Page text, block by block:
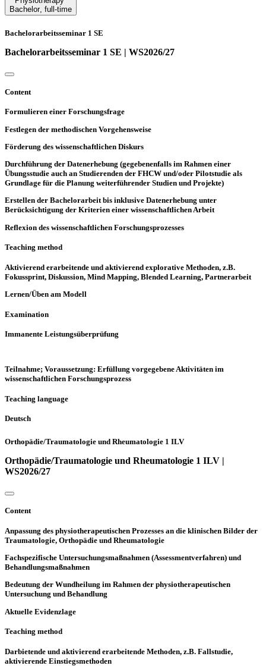
Bachelor, full-time
Bachelorarbeitsseminar 1 SE
Bachelorarbeitsseminar 1 SE | WS2026/27
Content
Formulieren einer Forschungsfrage
Festlegen der methodischen Vorgehensweise
Förderung des wissenschaftlichen Diskurs
Durchführung der Datenerhebung (gegebenenfalls im Rahmen einer
Übungsstudie auch an Studierenden der FHCW und/oder Pilotstudie als
Grundlage für die Planung weiterführender Studien und Projekte)
Erstellen der Bachelorarbeit bis inklusive Datenerhebung unter
Berücksichtigung der Kriterien einer wissenschaftlichen Arbeit
Reflexion des wissenschaftlichen Forschungsprozesses
Teaching method
Aktivierend erarbeitende und aktivierend explorative Methoden, z.B.
Fokussprint, Diskussion, Mind Mapping, Blended Learning, Partnerarbeit
Lernen/Üben am Modell
Examination
Immanente Leistungsüberprüfung
Teilnahme; Voraussetzung: Erfüllung vorgegebene Aktivitäten im
wissenschaftlichen Forschungsprozess
Teaching language
Deutsch
Orthopädie/Traumatologie und Rheumatologie 1 ILV
Orthopädie/Traumatologie und Rheumatologie 1 ILV |
WS2026/27
Content
Anpassung des physiotherapeutischen Prozesses an die klinischen Bilder der
Traumatologie, Orthopädie und Rheumatologie
Fachspezifische Untersuchungsmaßnahmen (Assessmentverfahren) und
Behandlungsmaßnahmen
Bedeutung der Wundheilung im Rahmen der physiotherapeutischen
Untersuchung und Behandlung
Aktuelle Evidenzlage
Teaching method
Darbietende und aktivierend erarbeitende Methoden, z.B. Fallstudie,
aktivierende Einstiegsmethoden